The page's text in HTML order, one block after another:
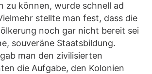
zu können, wurde schnell ad
stellte man fest, dass die
noch gar nicht bereit sei
souveräne Staatsbildung.
man den zivilisierten
die Aufgabe, den Kolonien